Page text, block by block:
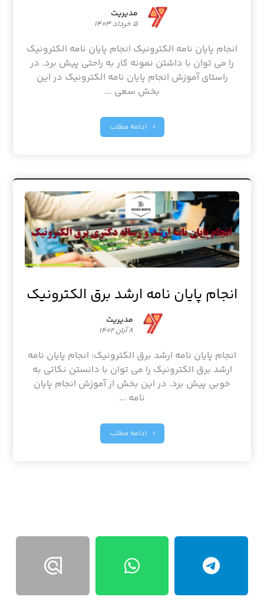
مدیریت
۵ خرداد ۱۴۰۳
انجام پایان نامه الکترونیک انجام پایان نامه الکترونیک
را می توان با داشتن نمونه کار به راحتی پیش برد. در
راستای آموزش انجام پایان نامه الکترونیک در این
بخش سعی ...
ادامه مطلب
انجام پایان نامه ارشد برق الکترونیک
مدیریت
۸ آبان ۱۴۰۲
انجام پایان نامه ارشد برق الکترونیک: انجام پایان نامه
ارشد برق الکترونیک را می توان با دانستن نکاتی به
خوبی پیش برد. در این بخش از آموزش انجام پایان
نامه ...
ادامه مطلب